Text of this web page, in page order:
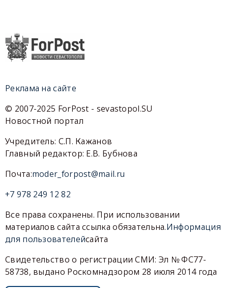
Реклама на сайте
© 2007-2025 ForPost - sevastopol.SU
Новостной портал
Учредитель: С.П. Кажанов
Главный редактор: Е.В. Бубнова
Почта:moder_forpost@mail.ru
+7 978 249 12 82
Все права сохранены. При использовании
материалов сайта ссылка обязательна.Информация
для пользователейсайта
Свидетельство о регистрации СМИ: Эл № ФС77-
58738, выдано Роскомнадзором 28 июля 2014 года